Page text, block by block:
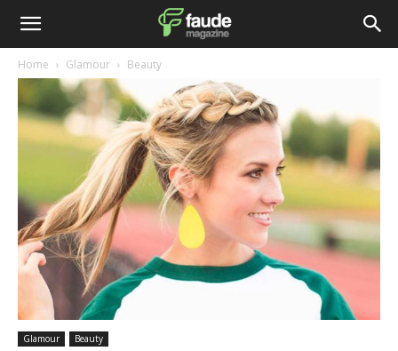
Home Glamour Beauty
Glamour Beauty